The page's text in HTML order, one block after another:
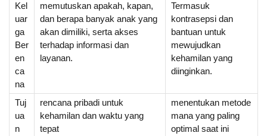
Kel
uar
ga
Ber
en
ca
na
memutuskan apakah, kapan,
dan berapa banyak anak yang
akan dimiliki, serta akses
terhadap informasi dan
layanan.
Termasuk
kontrasepsi dan
bantuan untuk
mewujudkan
kehamilan yang
diinginkan.
Tuj
ua
n
rencana pribadi untuk
kehamilan dan waktu yang
tepat
menentukan metode
mana yang paling
optimal saat ini